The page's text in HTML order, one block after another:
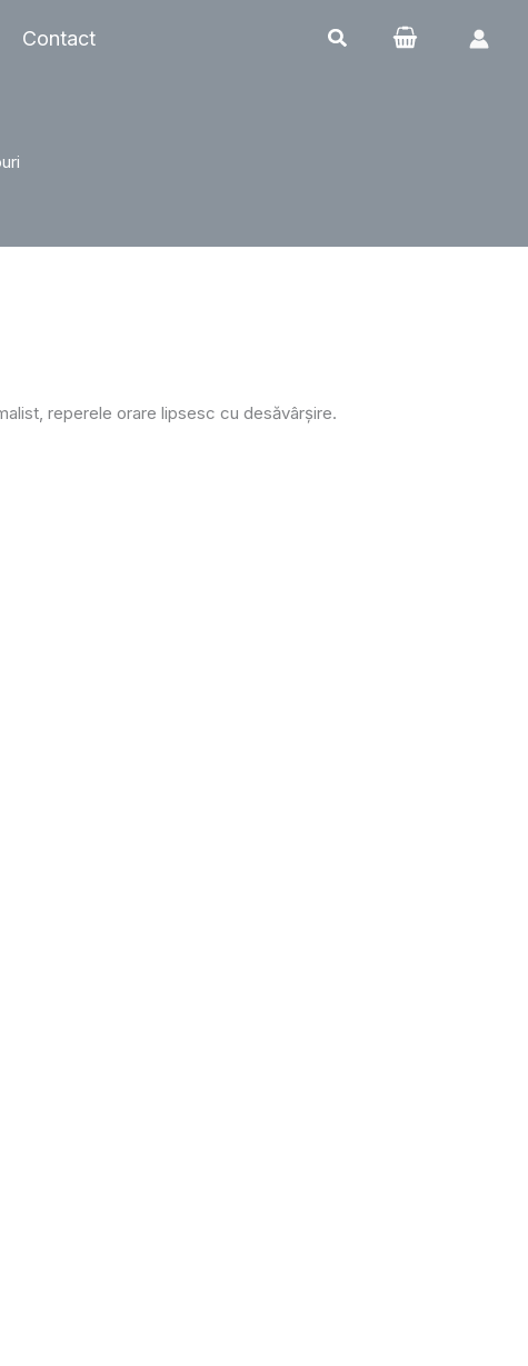
Contact
reperele orare lipsesc cu desăvârșire.